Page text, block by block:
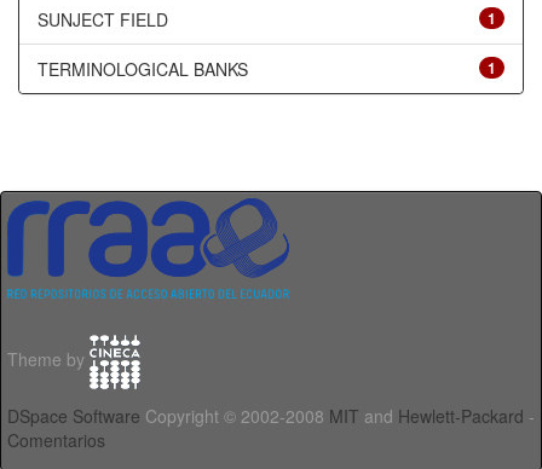
1
SUNJECT FIELD
1
TERMINOLOGICAL BANKS
Theme by
DSpace Software Copyright © 2002-2008 MIT and Hewlett-Packard -
Comentarios